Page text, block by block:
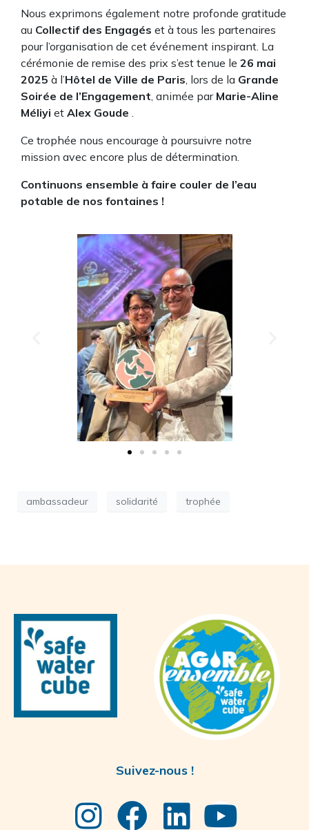
Nous exprimons également notre profonde gratitude
au Collectif des Engagés et à tous les partenaires
pour l’organisation de cet événement inspirant. La
cérémonie de remise des prix s’est tenue le 26 mai
2025 à l’Hôtel de Ville de Paris, lors de la Grande
Soirée de l’Engagement, animée par Marie-Aline
Méliyi et Alex Goude .
Ce trophée nous encourage à poursuivre notre
mission avec encore plus de détermination.
Continuons ensemble à faire couler de l’eau
potable de nos fontaines !
ambassadeur solidarité trophée
Suivez-nous !